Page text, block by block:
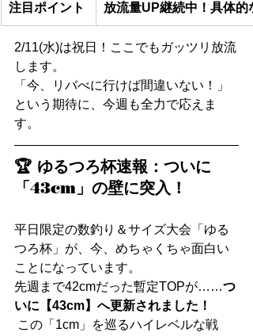
注目ポイント 放流量UP継続中！具体
2/11(水)は祝日！ここでもガッツリ放流
します。
「今、リバべに行けば間違いない！」
という期待に、今週も全力で応えま
す。
🏆 ゆるつろ杯速報：ついに
「43cm」の壁に突入！
平日限定の数釣り＆サイズ大会「ゆる
つろ杯」が、今、めちゃくちゃ面白い
ことになっています。
先週まで42cmだった暫定TOPが……つ
いに【43cm】へ更新されました！